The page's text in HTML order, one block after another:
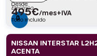
Eléctrico
Desde:
495€/mes+IVA
Todo incluido
NISSAN INTERSTAR
ACENTA